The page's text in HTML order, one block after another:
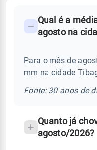
Perguntas
sobre
chuva
Qual é a
agosto na
Para o mês de
mm na cidade
Fonte: 30 anos de
Quanto já
agosto/2026?